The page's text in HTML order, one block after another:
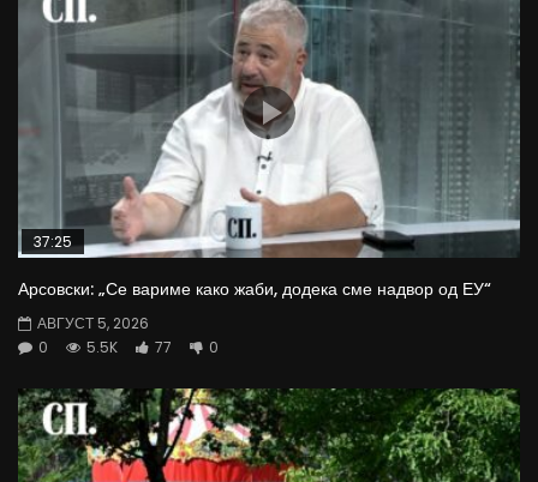
37:25
Арсовски: „Се вариме како жаби, додека сме надвор од ЕУ“
АВГУСТ 5, 2026
0
5.5K 77 0